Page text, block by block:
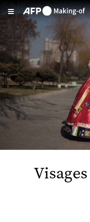
Aller au contenu principal